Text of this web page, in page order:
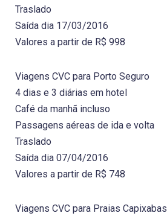
Traslado
Saída dia 17/03/2016
Valores a partir de R$ 998
Viagens CVC para Porto Seguro
4 dias e 3 diárias em hotel
Café da manhã incluso
Passagens aéreas de ida e volta
Traslado
Saída dia 07/04/2016
Valores a partir de R$ 748
Viagens CVC para Praias Capixabas